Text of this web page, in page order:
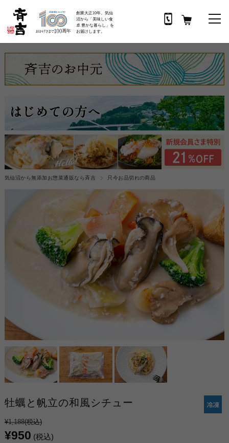
創業大正10年。気仙
沼から「美味しい食
卓 豊かな暮らし」を
お届けします。
気仙沼から無添加お惣菜通販なら斉吉 只今お品切れの商品
牡蠣と帆立の和風シチュー
¥1,188(税込)
¥950 (税込)